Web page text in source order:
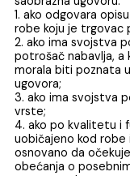
Trgovac ima
saobrazna
saobrazna
1. ako odgovara
robe koju je
2. ako ima
potrošač nabavlja,
morala biti
ugovora;
3. ako ima
vrste;